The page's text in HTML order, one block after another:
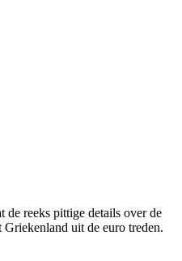
de reeks pittige details over de
uit de euro treden.